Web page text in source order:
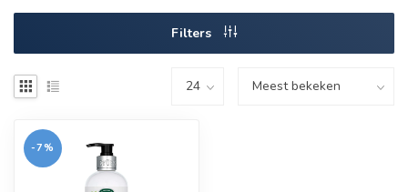
Filters
-7%